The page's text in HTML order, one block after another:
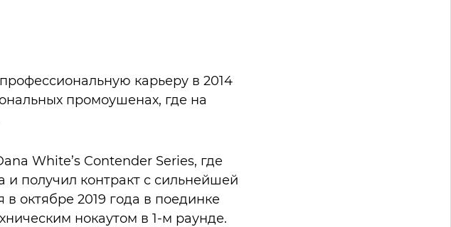
карьеру в 2014
промоушенах, где на
White’s Contender Series, где
получил контракт с сильнейшей
октябре 2019 года в поединке
нокаутом в 1-м раунде.